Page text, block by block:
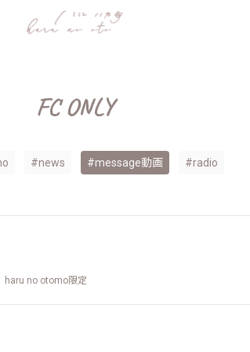
FC ONLY
#news #message動画 #radio
haru no otomo限定